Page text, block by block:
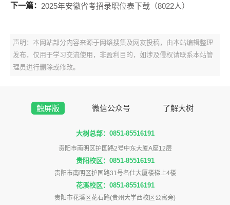
下一篇： 2025年安徽省考招录职位表下载（8022人）
声明：本网站部分内容来源于网络搜集及网友投稿，由本站编辑整理
发布，仅用于学习交流使用，非盈利目的，如涉及侵权请联系本站管
理员进行删除或修改。
触屏版 微信公众号 了解大树
大树总部：0851-85516191
贵阳市南明区护国路2号中东大厦A座12层
贵阳校区：0851-85516191
贵阳市南明区护国路31号名仕大厦楼梯上4楼
花溪校区：0851-85516191
贵阳市花溪区花石路(贵州大学西校区公寓旁)